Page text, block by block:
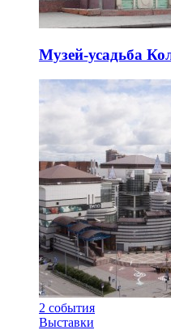
Музей-усадьба
2 события
Выставки